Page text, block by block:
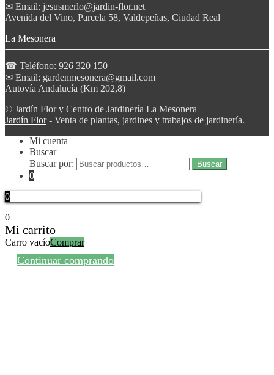
✉ Email: jesusmerlo@jardin-flor.net
Avenida del Vino, Parcela 58, Valdepeñas, Ciudad Real
La Mesonera
☎ Teléfono: 926 320 150
✉ Email: gardenmesonera@gmail.com
Autovía Andalucía (Km 202,8)
© Jardín Flor y Centro de Jardinería La Mesonera
Jardín Flor- Venta de plantas, jardines y trabajos de jardinería.
Mi cuenta
Buscar
Buscar por:
Buscar
0
0
0
Mi carrito
Carro vacíoComprar
Continuar comprando